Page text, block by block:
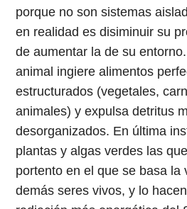
porque no son sistemas
en realidad es disiminuir su
de aumentar la de su
animal ingiere alimentos
estructurados (vegetales,
animales) y expulsa detritus
desorganizados. En última
plantas y algas verdes las
portento en el que se basa la
demás seres vivos, y lo